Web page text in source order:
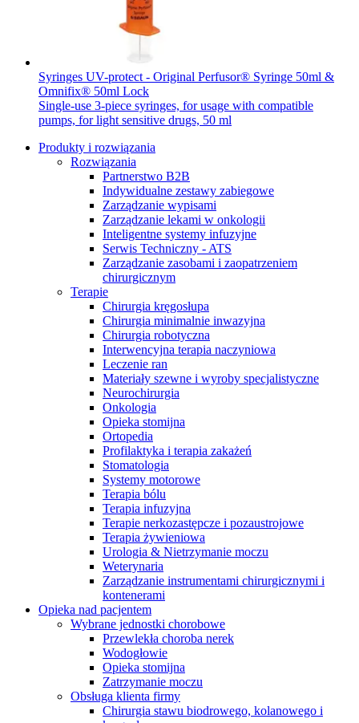
Syringes UV-protect - Original Perfusor® Syringe 50ml &
Omnifix® 50ml Lock
Single-use 3-piece syringes, for usage with compatible
pumps, for light sensitive drugs, 50 ml
Produkty i rozwiązania
Rozwiązania
Partnerstwo B2B
Indywidualne zestawy zabiegowe
Zarządzanie wypisami
Zarządzanie lekami w onkologii
Inteligentne systemy infuzyjne
Serwis Techniczny - ATS
Zarządzanie zasobami i zaopatrzeniem
chirurgicznym
Terapie
Chirurgia kręgosłupa
Chirurgia minimalnie inwazyjna
Chirurgia robotyczna
Interwencyjna terapia naczyniowa
Leczenie ran
Materiały szewne i wyroby specjalistyczne
Neurochirurgia
Onkologia
Opieka stomijna
Ortopedia
Profilaktyka i terapia zakażeń
Stomatologia
Systemy motorowe
Terapia bólu
Terapia infuzyjna
Terapie nerkozastępcze i pozaustrojowe
Terapia żywieniowa
Urologia & Nietrzymanie moczu
Weterynaria
Zarządzanie instrumentami chirurgicznymi i
kontenerami
Opieka nad pacjentem
Wybrane jednostki chorobowe
Przewlekła choroba nerek
Wodogłowie
Opieka stomijna
Zatrzymanie moczu
Obsługa klienta firmy
Chirurgia stawu biodrowego, kolanowego i